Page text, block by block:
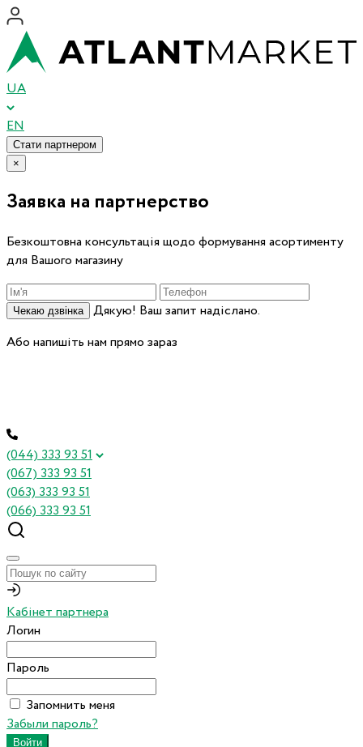
UA
EN
Стати партнером
×
Заявка на партнерство
Безкоштовна консультація щодо формування асортименту
для Вашого магазину
Чекаю дзвінка
Дякую! Ваш запит надіслано.
Або напишіть нам прямо зараз
(044) 333 93 51
(067) 333 93 51
(063) 333 93 51
(066) 333 93 51
Кабінет партнера
Логин
Пароль
Запомнить меня
Забыли пароль?